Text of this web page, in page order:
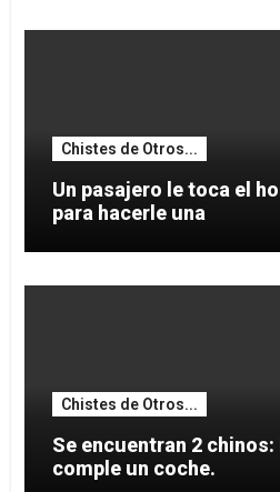
Chistes de Otros...
Un pasajero le toca el
para hacerle una
Chistes de Otros...
Se encuentran 2 chinos: El otlo día me
comple un coche.